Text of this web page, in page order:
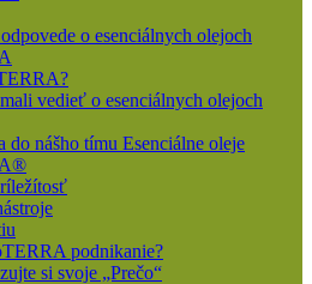
o esenciálnych olejoch
vedieť o esenciálnych olejoch
do nášho tímu Esenciálne oleje
podnikanie?
si svoje „Prečo“